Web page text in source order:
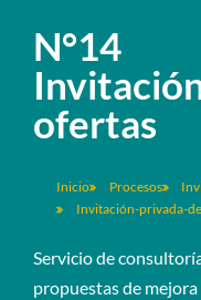
N°14
ofertas
Inicio Procesos
Invitación-privada-
Servicio de
propuestas de